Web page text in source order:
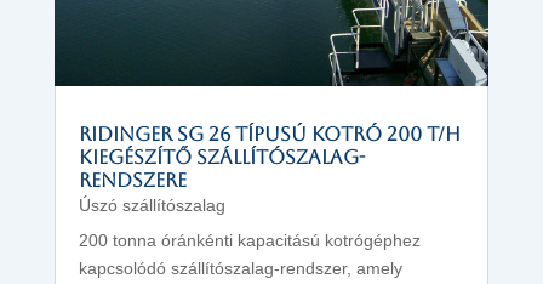
RIDINGER SG 26 típusú kotró 200 t/h
kiegészítő szállítószalag-
rendszere
Úszó szállítószalag
200 tonna óránkénti kapacitású kotrógéphez
kapcsolódó szállítószalag-rendszer, amely